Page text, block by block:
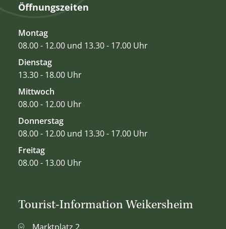
Öffnungszeiten
Montag
08.00 - 12.00 und 13.30 - 17.00 Uhr
Dienstag
13.30 - 18.00 Uhr
Mittwoch
08.00 - 12.00 Uhr
Donnerstag
08.00 - 12.00 und 13.30 - 17.00 Uhr
Freitag
08.00 - 13.00 Uhr
Tourist-Information Weikersheim